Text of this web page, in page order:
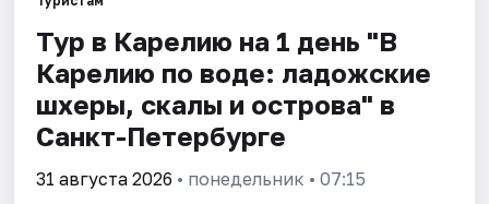
Тур в Карелию на 1 день "В
Карелию по воде: ладожские
шхеры, скалы и острова" в
Санкт-Петербурге
31 августа 2026 • понедельник • 07:15